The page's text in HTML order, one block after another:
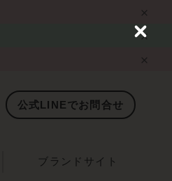
公式LINEでお問合せ
ブランドサイト
C
o